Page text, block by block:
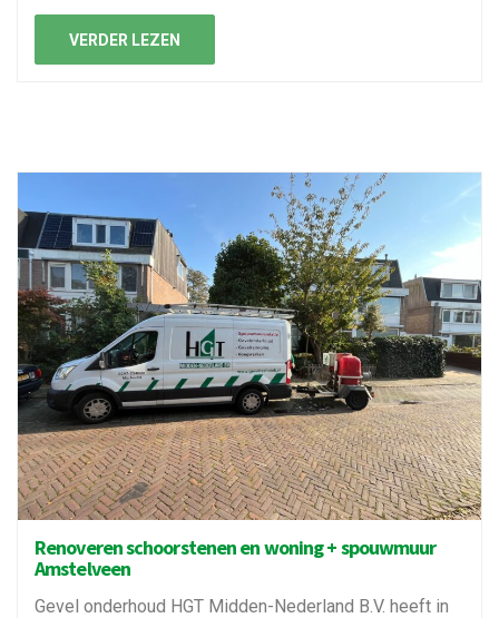
VERDER LEZEN
Renoveren schoorstenen en woning + spouwmuur
Amstelveen
Gevel onderhoud HGT Midden-Nederland B.V. heeft in